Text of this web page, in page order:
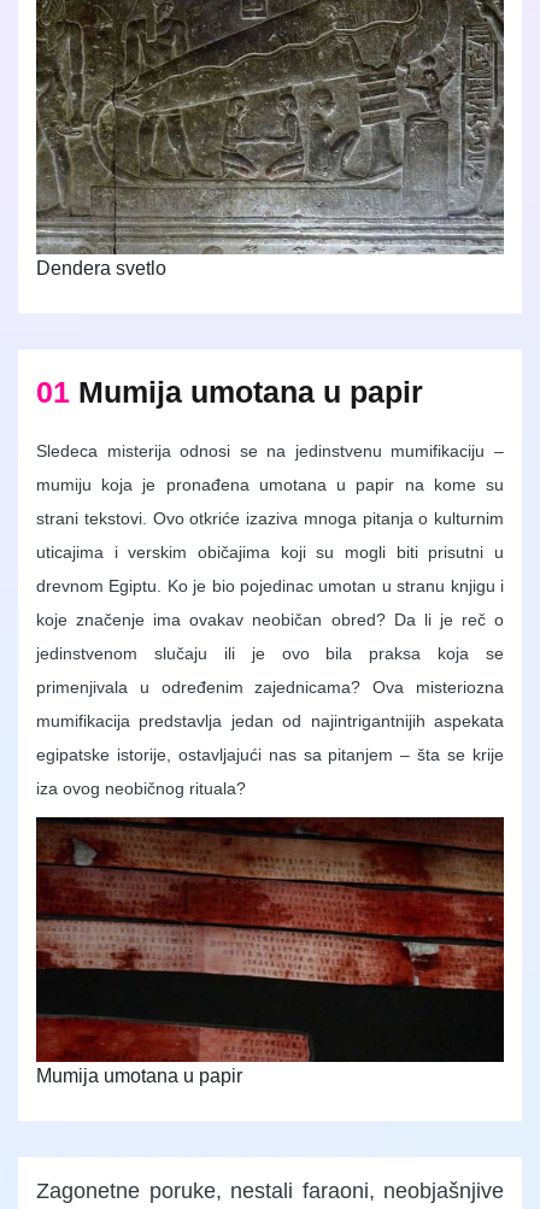
Dendera svetlo
01 Mumija umotana u papir
Sledeca misterija odnosi se na jedinstvenu mumifikaciju –
mumiju koja je pronađena umotana u papir na kome su
strani tekstovi. Ovo otkriće izaziva mnoga pitanja o kulturnim
uticajima i verskim običajima koji su mogli biti prisutni u
drevnom Egiptu. Ko je bio pojedinac umotan u stranu knjigu i
koje značenje ima ovakav neobičan obred? Da li je reč o
jedinstvenom slučaju ili je ovo bila praksa koja se
primenjivala u određenim zajednicama? Ova misteriozna
mumifikacija predstavlja jedan od najintrigantnijih aspekata
egipatske istorije, ostavljajući nas sa pitanjem – šta se krije
iza ovog neobičnog rituala?
Mumija umotana u papir
Zagonetne poruke, nestali faraoni, neobjašnjive